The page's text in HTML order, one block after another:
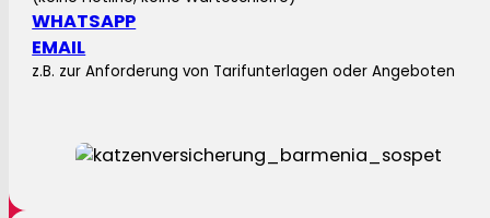
WHATSAPP
EMAIL
z.B. zur Anforderung von Tarifunterlagen oder Angeboten